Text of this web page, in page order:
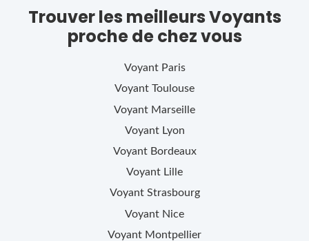
Trouver les meilleurs Voyants
proche de chez vous
Voyant Paris
Voyant Toulouse
Voyant Marseille
Voyant Lyon
Voyant Bordeaux
Voyant Lille
Voyant Strasbourg
Voyant Nice
Voyant Montpellier